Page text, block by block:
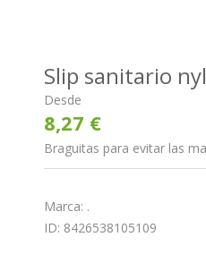
Slip sanitario
Desde
8,27 €
Braguitas para evitar las
Marca: .
ID: 8426538105109